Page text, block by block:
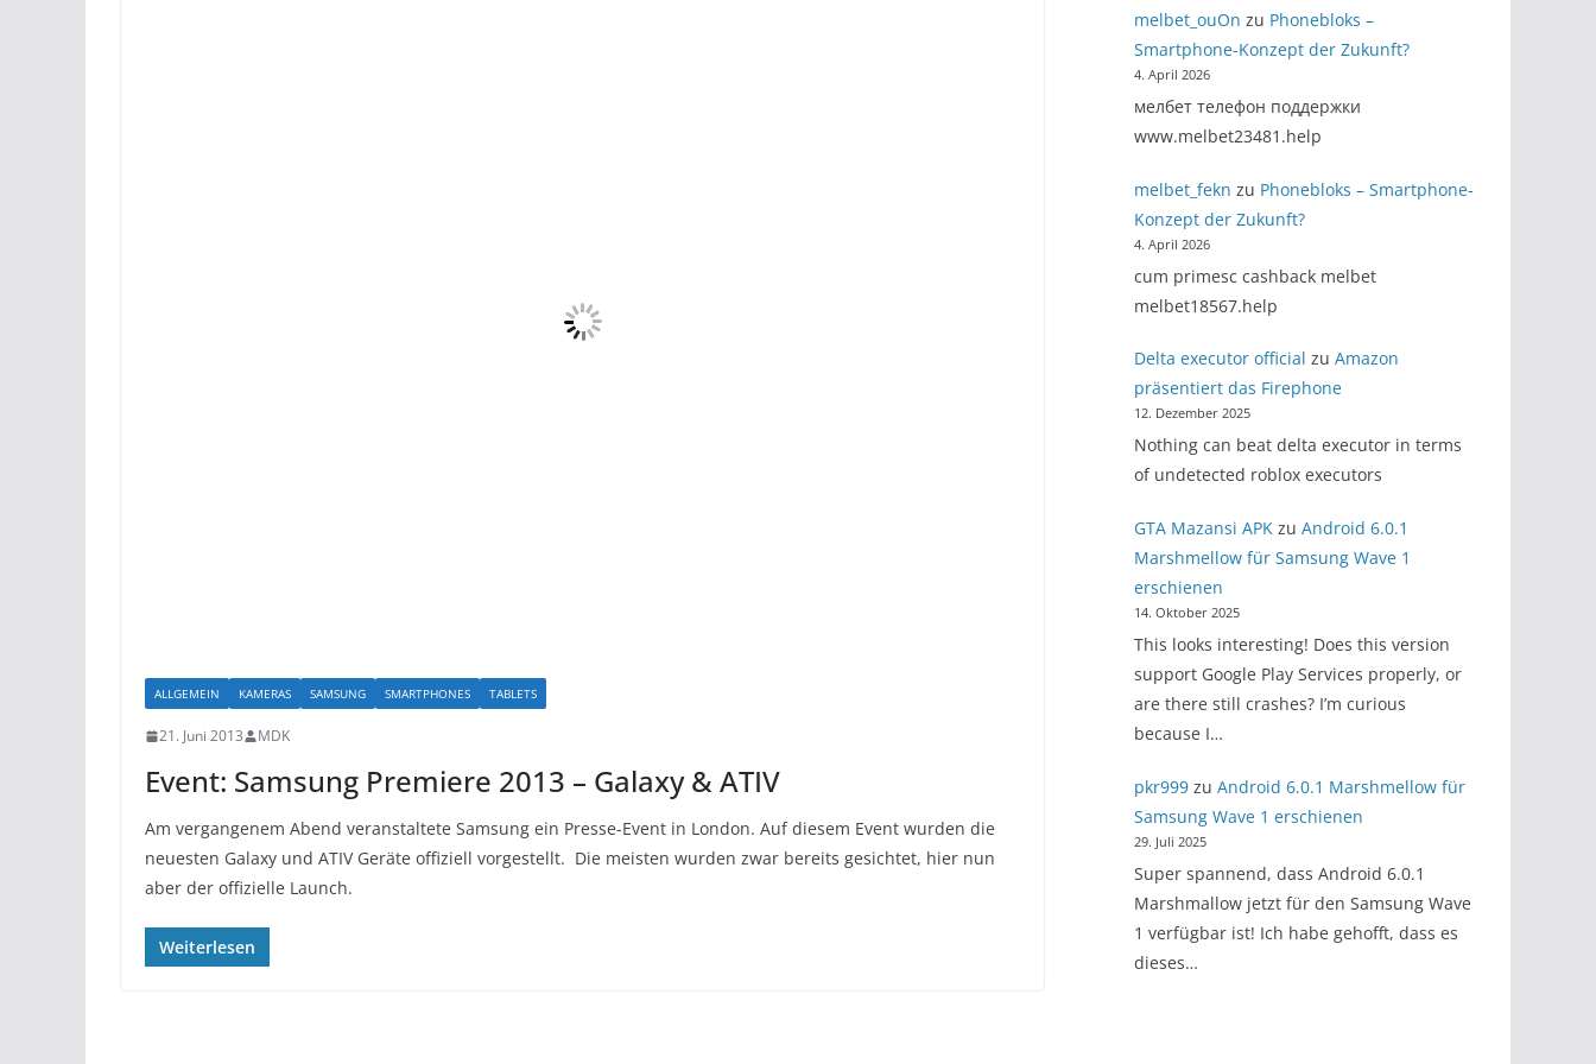
ALLGEMEIN KAMERAS SAMSUNG SMARTPHONES TABLETS
21. Juni 2013 MDK
Event: Samsung Premiere 2013 – Galaxy & ATIV
Am vergangenem Abend veranstaltete Samsung ein Presse-Event in London. Auf diesem Event wurden die
neuesten Galaxy und ATIV Geräte offiziell vorgestellt. Die meisten wurden zwar bereits gesichtet, hier nun
aber der offizielle Launch.
Weiterlesen
melbet_ouOn zu Phonebloks –
Smartphone-Konzept der Zukunft?
4. April 2026
мелбет телефон поддержки
www.melbet23481.help
melbet_fekn zu Phonebloks – Smartphone-
Konzept der Zukunft?
4. April 2026
cum primesc cashback melbet
melbet18567.help
Delta executor official zu Amazon
präsentiert das Firephone
12. Dezember 2025
Nothing can beat delta executor in terms
of undetected roblox executors
GTA Mazansi APKzu Android 6.0.1
Marshmellow für Samsung Wave 1
erschienen
14. Oktober 2025
This looks interesting! Does this version
support Google Play Services properly, or
are there still crashes? I’m curious
because I…
pkr999zu Android 6.0.1 Marshmellow für
Samsung Wave 1 erschienen
29. Juli 2025
Super spannend, dass Android 6.0.1
Marshmallow jetzt für den Samsung Wave
1 verfügbar ist! Ich habe gehofft, dass es
dieses…